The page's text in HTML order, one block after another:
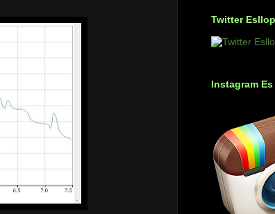
Twitter
Instagram